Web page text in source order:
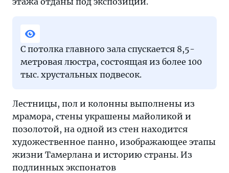
С потолка главного зала спускается 8,5-
метровая люстра, состоящая из более 100
тыс. хрустальных подвесок.
Лестницы, пол и колонны выполнены из
мрамора, стены украшены майоликой и
позолотой, на одной из стен находится
художественное панно, изображающее этапы
жизни Тамерлана и историю страны. Из
подлинных экспонатов